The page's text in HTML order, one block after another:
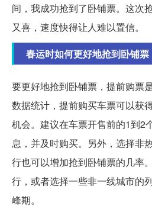
间，我成功抢到了卧铺票。这次
又喜，速度快得让人难以置信。
春运时如何更好地抢到卧铺票
要更好地抢到卧铺票，提前购票
数据统计，提前购买车票可以获
机会。建议在车票开售前的1到2
息，并及时购买。另外，选择非
行也可以增加抢到卧铺票的几率
行，或者选择一些非一线城市的
峰期。